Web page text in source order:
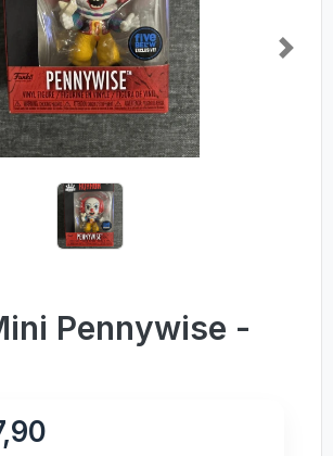
Next
Pennywise -